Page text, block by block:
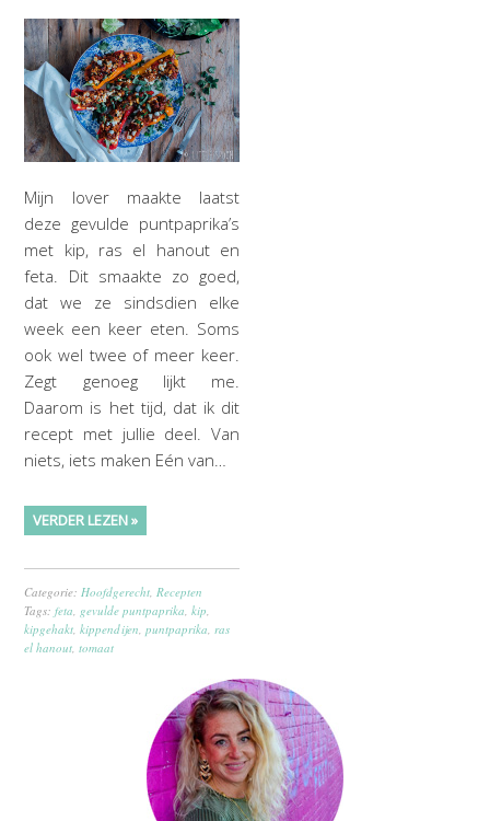
Mijn lover maakte laatst
deze gevulde puntpaprika’s
met kip, ras el hanout en
feta. Dit smaakte zo goed,
dat we ze sindsdien elke
week een keer eten. Soms
ook wel twee of meer keer.
Zegt genoeg lijkt me.
Daarom is het tijd, dat ik dit
recept met jullie deel. Van
niets, iets maken Eén van…
VERDER LEZEN »
Categorie: Hoofdgerecht Recepten
Tags:feta gevulde puntpaprika ,kip
kipgehakt ,kippendijen ,puntpaprika ras
el hanout ,tomaat